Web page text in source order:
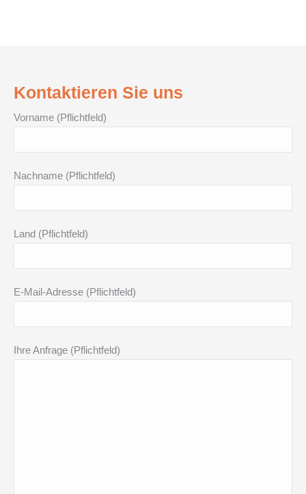
Kontaktieren Sie uns
Vorname (Pflichtfeld)
Nachname (Pflichtfeld)
Land (Pflichtfeld)
E-Mail-Adresse (Pflichtfeld)
Ihre Anfrage (Pflichtfeld)